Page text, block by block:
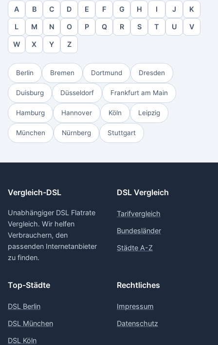
A B C D E F G H I J K
L M N O P Q R S T U V
W X Y Z
Berlin Bremen Dortmund Dresden
Duisburg Düsseldorf Frankfurt am Main
Hamburg Hannover Köln Leipzig
München Nürnberg Stuttgart
Vergleich-DSL
Unabhängiger DSL Flatrate
Vergleich. Wir helfen
Verbrauchern, den
passenden Internetanbieter
zu finden.
DSL Vergleich
Tarifvergleich
Bundesländer
Städte A-Z
Top-Städte
DSL Berlin
DSL München
DSL Köln
Rechtliches
Impressum
Datenschutz